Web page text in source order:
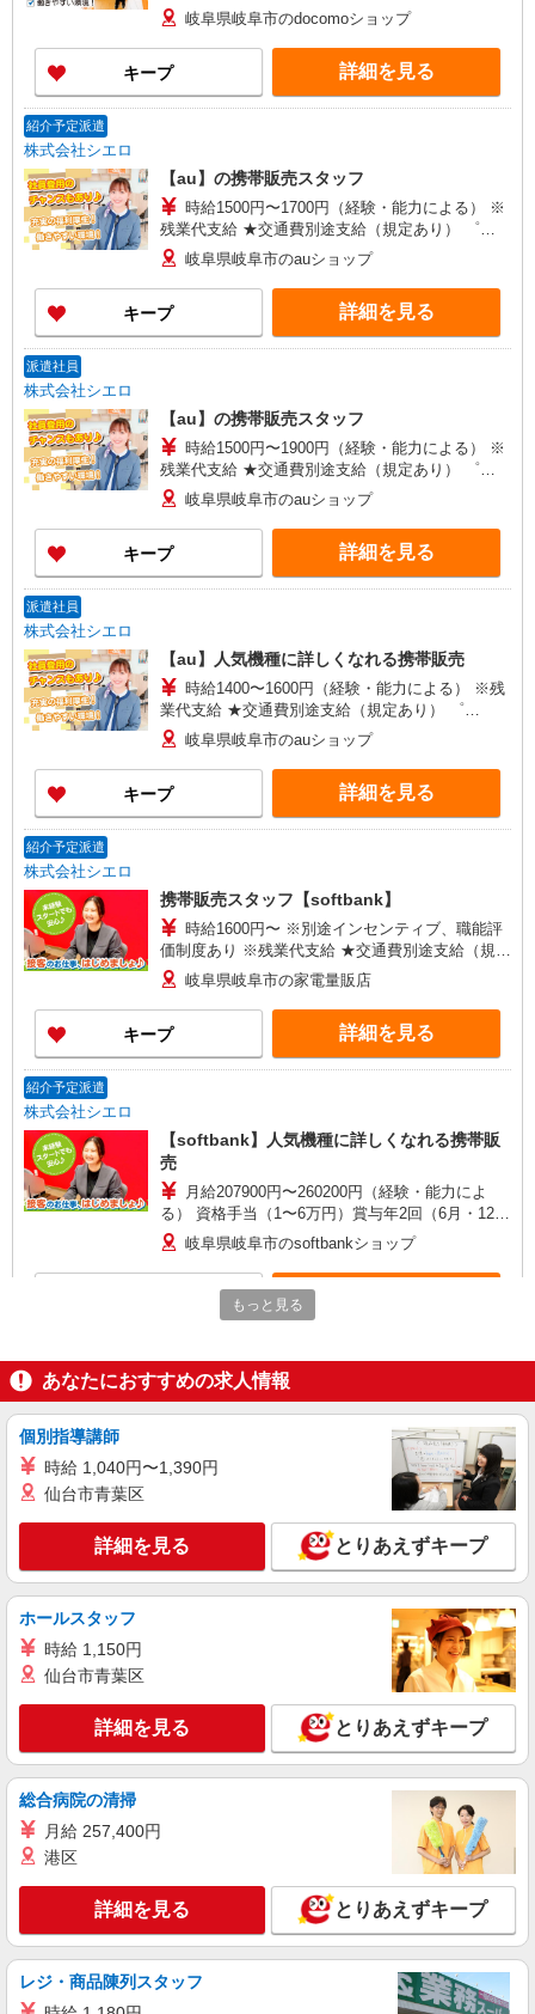
+゜ 入社祝い金10万円支給(規定有) お友達を紹介
頂くと, インセンティブ支給(規定有) ★月2回払
い・週払い可能（規程有）★ ゜・。○。・゜
+゜・。○。・゜+゜
岐阜県岐阜市のdocomoショップ
キープ 詳細を見る
紹介予定派遣
株式会社シエロ
【au】の携帯販売スタッフ
時給1500円〜1700円（経験・能力による） ※
残業代支給 ★交通費別途支給（規定あり） ゜
+゜・。○。・゜+゜・。○。・゜+゜ 入社祝い金10
万円支給(規定有) お友達を紹介頂くと, インセンテ
ィブ支給(規定有) ★月2回払い・週払い可能（規程
有）★ ゜・。○。・゜+゜・。○。・゜+゜
岐阜県岐阜市のauショップ
キープ 詳細を見る
派遣社員
株式会社シエロ
【au】の携帯販売スタッフ
時給1500円〜1900円（経験・能力による） ※
残業代支給 ★交通費別途支給（規定あり） ゜
+゜・。○。・゜+゜・。○。・゜+゜ 入社祝い金10
万円支給(規定有) お友達を紹介頂くと, インセンテ
ィブ支給(規定有) ★月2回払い・週払い可能（規程
有）★ ゜・。○。・゜+゜・。○。・゜+゜
岐阜県岐阜市のauショップ
キープ 詳細を見る
派遣社員
株式会社シエロ
【au】人気機種に詳しくなれる携帯販売
時給1400〜1600円（経験・能力による） ※残
業代支給 ★交通費別途支給（規定あり） ゜
+゜・。○。・゜+゜・。○。・゜+゜ 入社祝い金10
万円支給(規定有) お友達を紹介頂くと, インセンテ
ィブ支給(規定有) ★月2回払い・週払い可能（規程
有）★ ゜・。○。・゜+゜・。○。・゜+゜
岐阜県岐阜市のauショップ
キープ 詳細を見る
紹介予定派遣
株式会社シエロ
携帯販売スタッフ【softbank】
時給1600円〜 ※別途インセンティブ、職能評
価制度あり ※残業代支給 ★交通費別途支給（規定
あり） ゜+゜・。○。・゜+゜・。○。・゜+゜ 入
社祝い金10万円支給(規定有) お友達を紹介頂くと,
インセンティブ支給(規定有) ★月2回払い・週払い
可能（規程有）★ ゜・。○。・゜+゜・。○。・゜
+゜
岐阜県岐阜市の家電量販店
キープ 詳細を見る
紹介予定派遣
株式会社シエロ
【softbank】人気機種に詳しくなれる携帯販
売
月給207900円〜260200円（経験・能力によ
る） 資格手当（1〜6万円）賞与年2回（6月・12
月・実績最高5.4カ月分） 未経験から入社半年で
年収400万円以上への昇給実績あり ※残業代支給
★交通費別途支給（規定あり） ゜+゜・。○。・゜
+゜・。○。・゜+゜ 入社祝い金10万円支給(規定
岐阜県岐阜市のsoftbankショップ
株式会社シエロ
【au】の携帯販売スタッフ
時給1500円〜1900円（経験・能力による） ※
残業代支給 ★交通費別途支給（規定あり） ゜
+゜・。○。・゜+゜・。○。・゜+゜ 入社祝い金10
ィブ支給(規定有) ★月2回払い・週払い可能（規程
有）★ ゜・。○。・゜+゜・。○。・゜+゜
キープ 詳細を見る
株式会社シエロ
人気機種に詳しくなれる携帯販売【楽天モバイ
日給12000円〜 ※残業代支給 ★交通費別途支
給（規定あり） ゜+゜・。○。・゜+゜・。
○。・゜+゜ 入社祝い金10万円支給(規定有) お友達
を紹介頂くと, インセンティブ支給(規定有) ★月2
回払い・週払い可能（規程有）★ ゜・。○。・゜
岐阜県を含む東海3県内の家電量販店の楽天モ
バイルショップ
キープ 詳細を見る
株式会社シエロ
スマホ携帯販売【エーユー】
月給273200円 ※残業手当別途支給 ※研修期間
6か月・時給1550円〜 ※残業代支給 ★交通費別途
もっと見る
あなたにおすすめの求人情報
個別指導講師
時給 1,040円〜1,390円
仙台市青葉区
詳細を見る とりあえずキープ
ホールスタッフ
時給 1,150円
仙台市青葉区
詳細を見る とりあえずキープ
総合病院の清掃
月給 257,400円
港区
詳細を見る とりあえずキープ
レジ・商品陳列スタッフ